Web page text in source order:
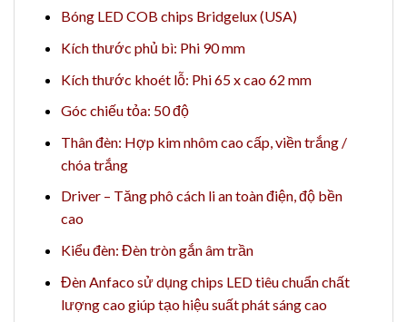
Bóng LED COB chips Bridgelux (USA)
Kích thước phủ bì: Phi 90 mm
Kích thước khoét lỗ: Phi 65 x cao 62 mm
Góc chiếu tỏa: 50 độ
Thân đèn: Hợp kim nhôm cao cấp, viền trắng /
chóa trắng
Driver – Tăng phô cách li an toàn điện, độ bền
cao
Kiểu đèn: Đèn tròn gắn âm trần
Đèn Anfaco sử dụng chips LED tiêu chuẩn chất
lượng cao giúp tạo hiệu suất phát sáng cao